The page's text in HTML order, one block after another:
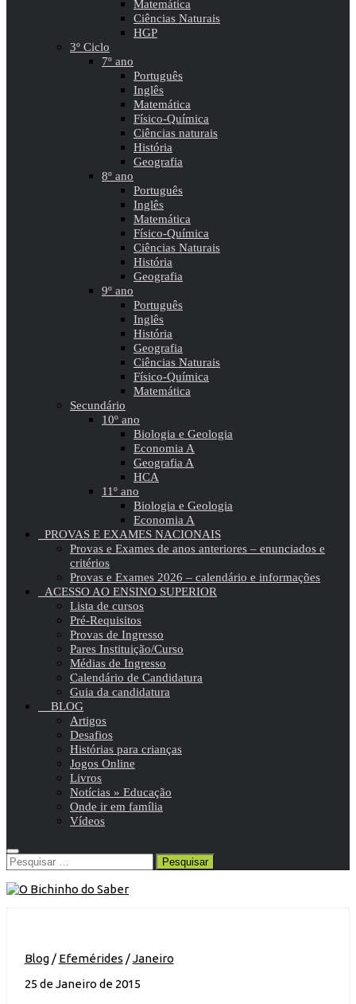
Matemática
Ciências Naturais
HGP
3º Ciclo
7º ano
Português
Inglês
Matemática
Físico-Química
Ciências naturais
História
Geografia
8º ano
Português
Inglês
Matemática
Físico-Química
Ciências Naturais
História
Geografia
9º ano
Português
Inglês
História
Geografia
Ciências Naturais
Físico-Química
Matemática
Secundário
10º ano
Biologia e Geologia
Economia A
Geografia A
HCA
11º ano
Biologia e Geologia
Economia A
PROVAS E EXAMES NACIONAIS
Provas e Exames de anos anteriores – enunciados e
critérios
Provas e Exames 2026 – calendário e informações
ACESSO AO ENSINO SUPERIOR
Lista de cursos
Pré-Requisitos
Provas de Ingresso
Pares Instituição/Curso
Médias de Ingresso
Calendário de Candidatura
Guia da candidatura
BLOG
Artigos
Desafios
Histórias para crianças
Jogos Online
Livros
Notícias » Educação
Onde ir em família
Vídeos
Pesquisar
por:
Blog/ Efemérides /Janeiro
25 de Janeiro de 2015